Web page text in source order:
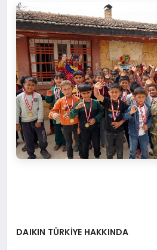
DAIKIN TÜRKİYE HAKKINDA